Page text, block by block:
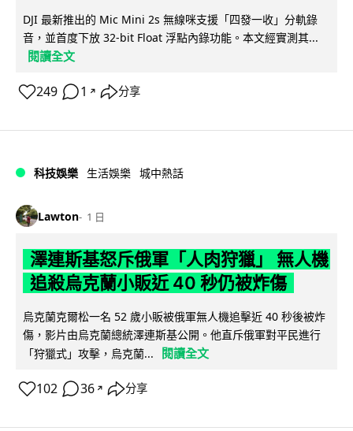
DJI 最新推出的 Mic Mini 2s 無線咪支援「四發一收」分軌錄
音，並首度下放 32-bit Float 浮點內錄功能。本文經實測其...
閱讀全文
249 1 ↗ 分享
科技娛樂 生活娛樂 城中熱話
Lawton 1 日
澤連斯基怒斥俄軍「人肉狩獵」 無人機
追殺烏克蘭小販近 40 秒仍被炸傷
烏克蘭克爾松一名 52 歲小販被俄軍無人機追擊近 40 秒後被炸
傷，影片由烏克蘭總統澤連斯基公開。他直斥俄軍對平民進行
「狩獵式」攻擊，烏克蘭...
閱讀全文
102 36 ↗ 分享